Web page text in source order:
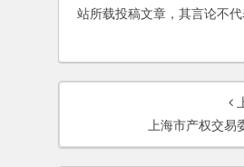
站所载投稿文章，其言论不
上海市产权交易